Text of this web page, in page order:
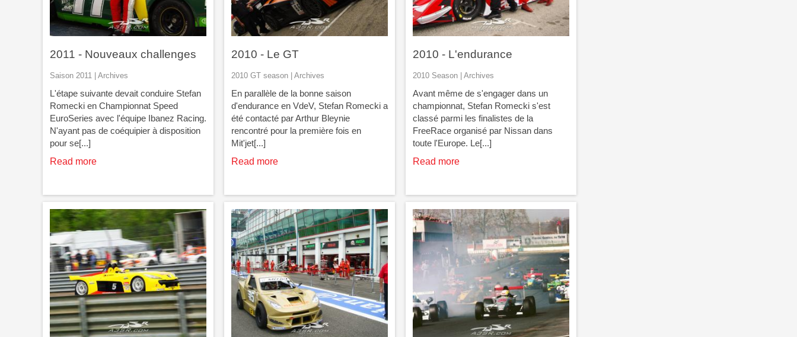
2011 - Nouveaux challenges
Saison 2011 | Archives
L'étape suivante devait conduire Stefan
Romecki en Championnat Speed
EuroSeries avec l'équipe Ibanez Racing.
N'ayant pas de coéquipier à disposition
pour se[...]
Read more
2010 - Le GT
2010 GT season | Archives
En parallèle de la bonne saison
d'endurance en VdeV, Stefan Romecki a
été contacté par Arthur Bleynie
rencontré pour la première fois en
Mit'jet[...]
Read more
2010 - L'endurance
2010 Season | Archives
Avant même de s'engager dans un
championnat, Stefan Romecki s'est
classé parmi les finalistes de la
FreeRace organisé par Nissan dans
toute l'Europe. Le[...]
Read more